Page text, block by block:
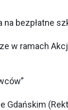
bezpłatne
w ramach
Gdańskim